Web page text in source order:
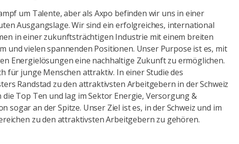
um Talente, aber als Axpo befinden wir uns in einer
Ausgangslage. Wir sind ein erfolgreiches, international
in einer zukunftsträchtigen Industrie mit einem breiten
und vielen spannenden Positionen. Unser Purpose ist es, mit
Energielösungen eine nachhaltige Zukunft zu ermöglichen.
für junge Menschen attraktiv. In einer Studie des
Randstad zu den attraktivsten Arbeitgebern in der Schweiz
die Top Ten und lag im Sektor Energie, Versorgung &
sogar an der Spitze. Unser Ziel ist es, in der Schweiz und im
zu den attraktivsten Arbeitgebern zu gehören.